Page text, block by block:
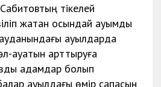
тікелей
жатқан осындай ауқымды
ауылдарда
ауқатын арттыруға
қадамдар болып
ауылдағы өмір сапасын